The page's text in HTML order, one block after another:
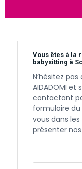
Vous êtes à la
babysitting à
N’hésitez
AIDADOMI et
contactant
formulaire du
vous dans
présenter